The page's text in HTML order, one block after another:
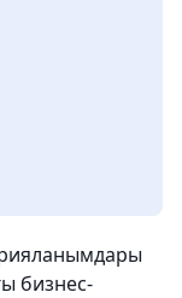
бизнес-